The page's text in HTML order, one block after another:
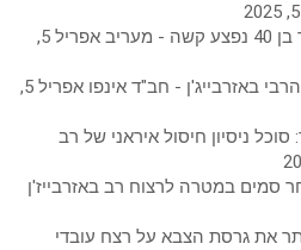
אפריל 5,
באזרבייג'ן - חב"ד אינפו
אפריל 5,
אלף דולר: סוכל ניסיון חיסול איראני של רב
סמים במטרה לרצוח רב באזרבייז'ן
את גרסת הצבא על רצח עובדי